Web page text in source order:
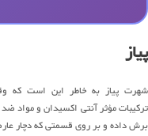
پیاز
شهرت پیاز به خاطر این است که
ترکیبات مؤثر آنتی اکسیدان و مواد
برش داده و بر روی قسمتی که دچار